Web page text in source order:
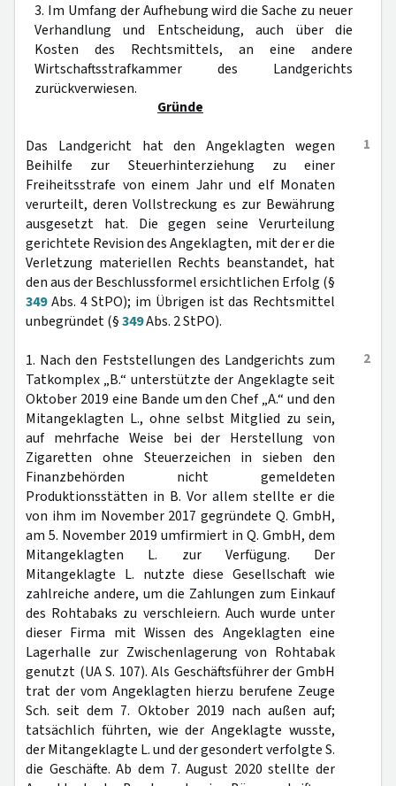
3. Im Umfang der Aufhebung wird die Sache zu neuer
Verhandlung und Entscheidung, auch über die
Kosten des Rechtsmittels, an eine andere
Wirtschaftsstrafkammer des Landgerichts
zurückverwiesen.
Gründe
1
Das Landgericht hat den Angeklagten wegen
Beihilfe zur Steuerhinterziehung zu einer
Freiheitsstrafe von einem Jahr und elf Monaten
verurteilt, deren Vollstreckung es zur Bewährung
ausgesetzt hat. Die gegen seine Verurteilung
gerichtete Revision des Angeklagten, mit der er die
Verletzung materiellen Rechts beanstandet, hat
den aus der Beschlussformel ersichtlichen Erfolg (§
349Abs. 4 StPO); im Übrigen ist das Rechtsmittel
unbegründet (§349Abs. 2 StPO).
2
1. Nach den Feststellungen des Landgerichts zum
Tatkomplex „B.“ unterstützte der Angeklagte seit
Oktober 2019 eine Bande um den Chef „A.“ und den
Mitangeklagten L., ohne selbst Mitglied zu sein,
auf mehrfache Weise bei der Herstellung von
Zigaretten ohne Steuerzeichen in sieben den
Finanzbehörden nicht gemeldeten
Produktionsstätten in B. Vor allem stellte er die
von ihm im November 2017 gegründete Q. GmbH,
am 5. November 2019 umfirmiert in Q. GmbH, dem
Mitangeklagten L. zur Verfügung. Der
Mitangeklagte L. nutzte diese Gesellschaft wie
zahlreiche andere, um die Zahlungen zum Einkauf
des Rohtabaks zu verschleiern. Auch wurde unter
dieser Firma mit Wissen des Angeklagten eine
Lagerhalle zur Zwischenlagerung von Rohtabak
genutzt (UA S. 107). Als Geschäftsführer der GmbH
trat der vom Angeklagten hierzu berufene Zeuge
Sch. seit dem 7. Oktober 2019 nach außen auf;
tatsächlich führten, wie der Angeklagte wusste,
der Mitangeklagte L. und der gesondert verfolgte S.
die Geschäfte. Ab dem 7. August 2020 stellte der